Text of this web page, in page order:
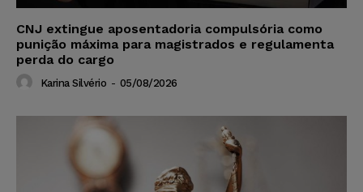
CNJ extingue aposentadoria compulsória como
punição máxima para magistrados e regulamenta
perda do cargo
Karina Silvério - 05/08/2026